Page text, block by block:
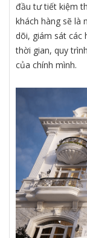
đầu tư tiết kiệm
khách hàng sẽ là
dõi, giám sát các
thời gian, quy
của chính mình.